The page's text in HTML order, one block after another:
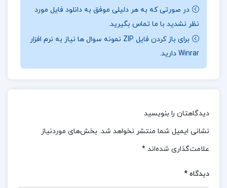
اشتباه گرفته است. هر دوی آن‌ها به پل علاقه‌مند
هستند و رقابتی پیچیده میان آن‌ها شکل می‌گیرد که
تنها یک نفر پیروز آن خواهد بود.جهت خرید فایل های
بیشتر پروژه کده
قالب داستانی فلسفی بررسی می‌کند. کوندرا با ترکیب
داستانی تاریخی از زندگی گوته با روابط پیچیده معاصر،
در صورتی که به هر دلیلی موفق به دانلود فایل مورد
نظر نشدید با ما تماس بگیرید.
برای باز کردن فایل ZIP نمونه سوال ها نیاز به نرم افزار
Winrar دارید.
دیدگاهتان را بنویسید
نشانی ایمیل شما منتشر نخواهد شد. بخش‌های موردنیاز
علامت‌گذاری شده‌اند *
دیدگاه *